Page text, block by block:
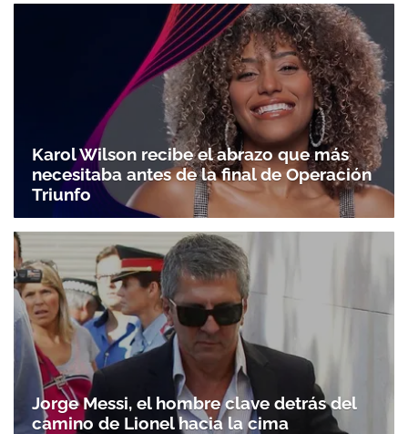
Karol Wilson recibe el abrazo que más
necesitaba antes de la final de Operación
Triunfo
Jorge Messi, el hombre clave detrás del
camino de Lionel hacia la cima